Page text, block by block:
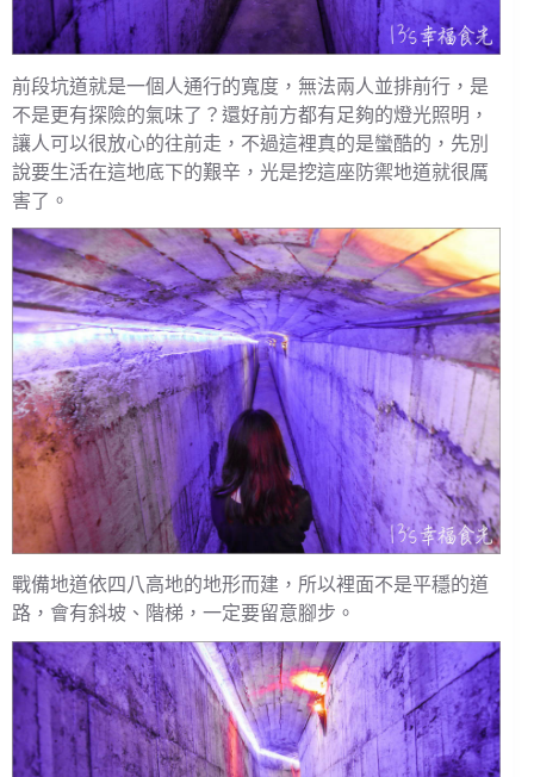
前段坑道就是一個人通行的寬度，無法兩人並排前行，是
不是更有探險的氣味了？還好前方都有足夠的燈光照明，
讓人可以很放心的往前走，不過這裡真的是蠻酷的，先別
說要生活在這地底下的艱辛，光是挖這座防禦地道就很厲
害了。
戰備地道依四八高地的地形而建，所以裡面不是平穩的道
路，會有斜坡、階梯，一定要留意腳步。